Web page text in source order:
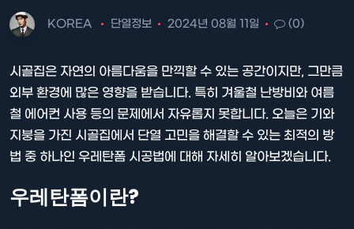
KOREA 단열정보 2024년 08월 11일 (0)
시골집은 자연의 아름다움을 만끽할 수 있는 공간이지만, 그만큼
외부 환경에 많은 영향을 받습니다. 특히 겨울철 난방비와 여름
철 에어컨 사용 등의 문제에서 자유롭지 못합니다. 오늘은 기와
지붕을 가진 시골집에서 단열 고민을 해결할 수 있는 최적의 방
법 중 하나인 우레탄폼 시공법에 대해 자세히 알아보겠습니다.
우레탄폼이란?